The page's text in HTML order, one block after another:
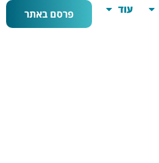
עוד פרסם באתר